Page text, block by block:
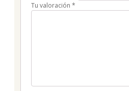
Tu valoración *